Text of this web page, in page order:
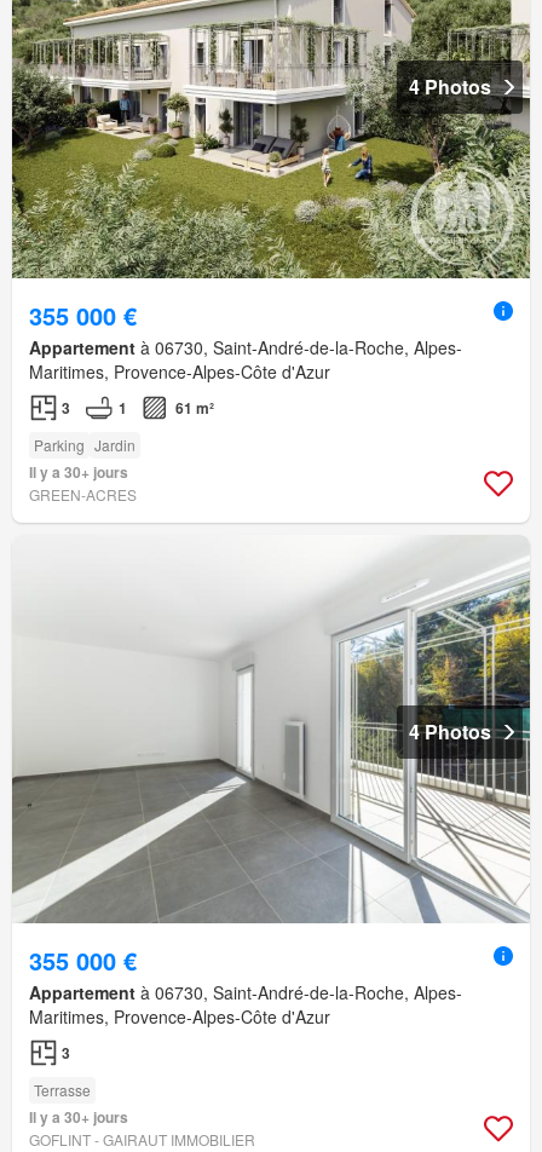
4 Photos
355 000 €
Appartement à 06730, Saint-André-de-la-Roche, Alpes-
Maritimes, Provence-Alpes-Côte d'Azur
3 1 61 m²
Parking Jardin
Il y a 30+ jours
GREEN-ACRES
4 Photos
355 000 €
Appartement à 06730, Saint-André-de-la-Roche, Alpes-
Maritimes, Provence-Alpes-Côte d'Azur
3
Terrasse
Il y a 30+ jours
GOFLINT - GAIRAUT IMMOBILIER